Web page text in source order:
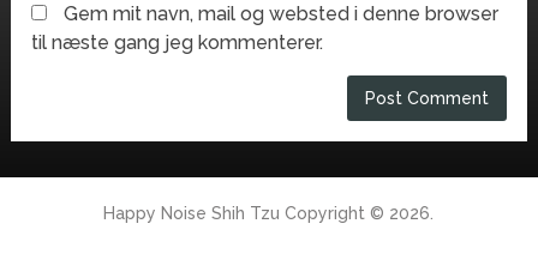
Gem mit navn, mail og websted i denne browser
til næste gang jeg kommenterer.
Happy Noise Shih Tzu Copyright © 2026.